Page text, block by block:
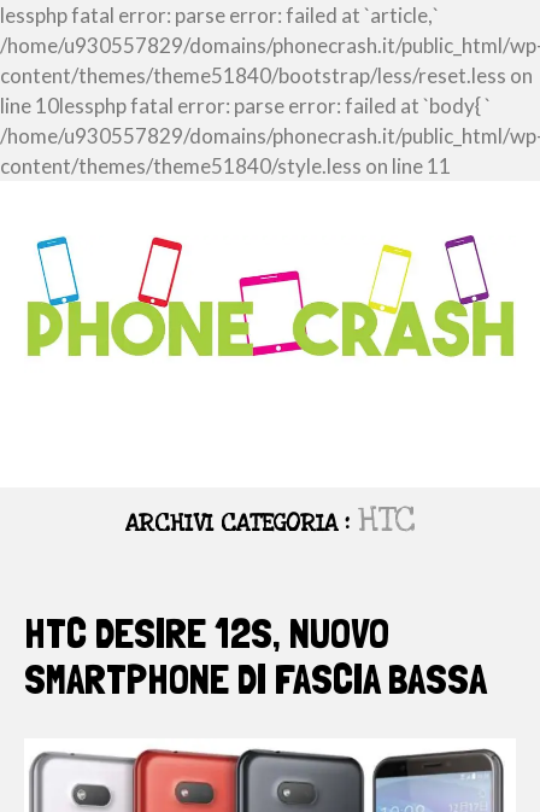
lessphp fatal error: parse error: failed at `article,`
/home/u930557829/domains/phonecrash.it/public_html/
content/themes/theme51840/bootstrap/less/reset.less on
line 10lessphp fatal error: parse error: failed at `body{ `
/home/u930557829/domains/phonecrash.it/public_html/
content/themes/theme51840/style.less on line 11
ARCHIVI CATEGORIA : HTC
HTC DESIRE 12S, NUOVO
SMARTPHONE DI FASCIA BASSA